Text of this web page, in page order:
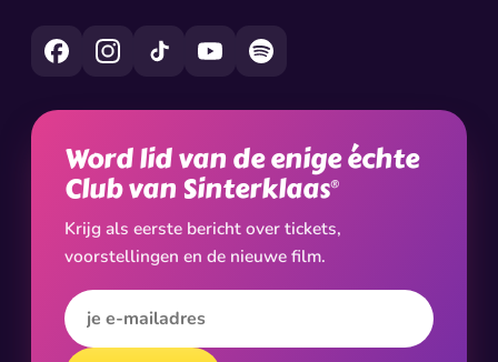
Word lid van de enige échte
Club van Sinterklaas®
Krijg als eerste bericht over tickets,
voorstellingen en de nieuwe film.
E-mailadres